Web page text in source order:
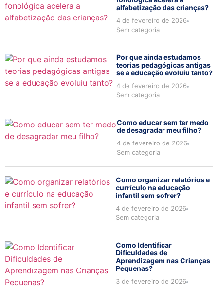
alfabetização das crianças?
4 de fevereiro de 2026
Sem categoria
Por que ainda estudamos
teorias pedagógicas antigas
se a educação evoluiu tanto?
4 de fevereiro de 2026
Sem categoria
Como educar sem ter medo
de desagradar meu filho?
4 de fevereiro de 2026
Sem categoria
Como organizar relatórios e
currículo na educação
infantil sem sofrer?
4 de fevereiro de 2026
Sem categoria
Como Identificar
Dificuldades de
Aprendizagem nas Crianças
Pequenas?
3 de fevereiro de 2026